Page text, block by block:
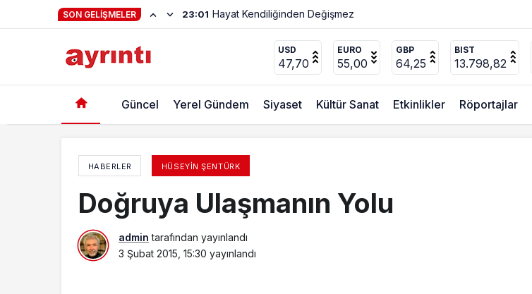
SON GELIŞMELER 22:56 Haftanın Şiiri Adnan Yücel’den
USD
47,70
EURO
55,00
GBP
64,25
BIST
13.798,82
Güncel Yerel Gündem Siyaset Kültür Sanat Etkinlikler Röportajlar
HABERLER HÜSEYIN ŞENTÜRK
Doğruya Ulaşmanın Yolu
admin tarafından yayınlandı
3 Şubat 2015, 15:30 yayınlandı
Lütfen Umutlarımı Tüketmeyin